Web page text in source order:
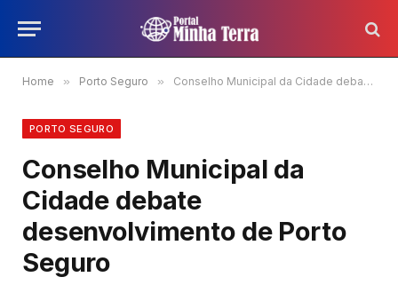
Home » Porto Seguro » Conselho Municipal da Cidade debate desenvolvimento de Porto Seguro
PORTO SEGURO
Conselho Municipal da
Cidade debate
desenvolvimento de Porto
Seguro